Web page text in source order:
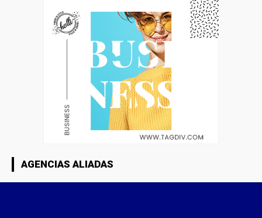
AGENCIAS ALIADAS